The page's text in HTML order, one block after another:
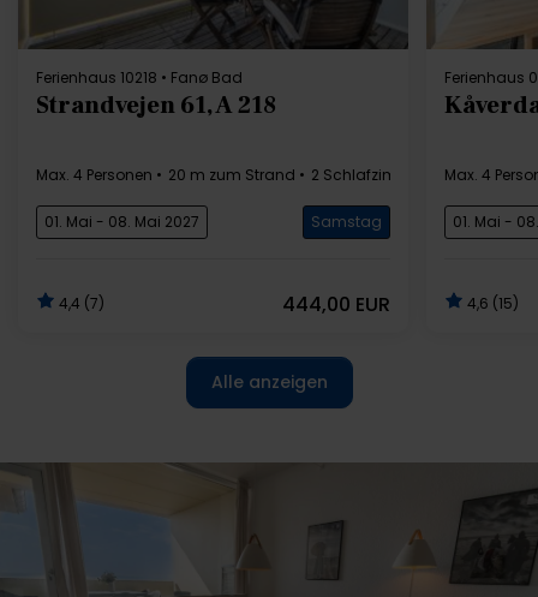
Ferienhaus 10218 • Fanø Bad
Strandvejen 61, A 218
Max. 4 Personen 20 m zum Strand 2 Schlafzimmer Gratis Wi-Fi
01. Mai - 08. Mai 2027 Samstag
4,4 (7) 444,00 EUR
Ferienhaus
Max. 4
01. Mai -
4,6 (15)
Alle anzeigen